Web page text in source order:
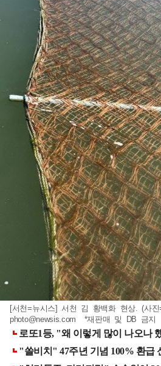
[서천=뉴시스] 서천 김 황백화 현상. (사진
photo@newsis.com *재판매 및 DB 금지